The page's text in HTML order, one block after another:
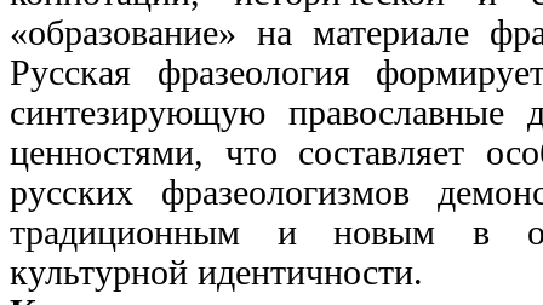
«образование» на материале
Русская фразеология
синтезирующую православные
ценностями, что составляет
русских фразеологизмов
традиционным и новым в
культурной идентичности.